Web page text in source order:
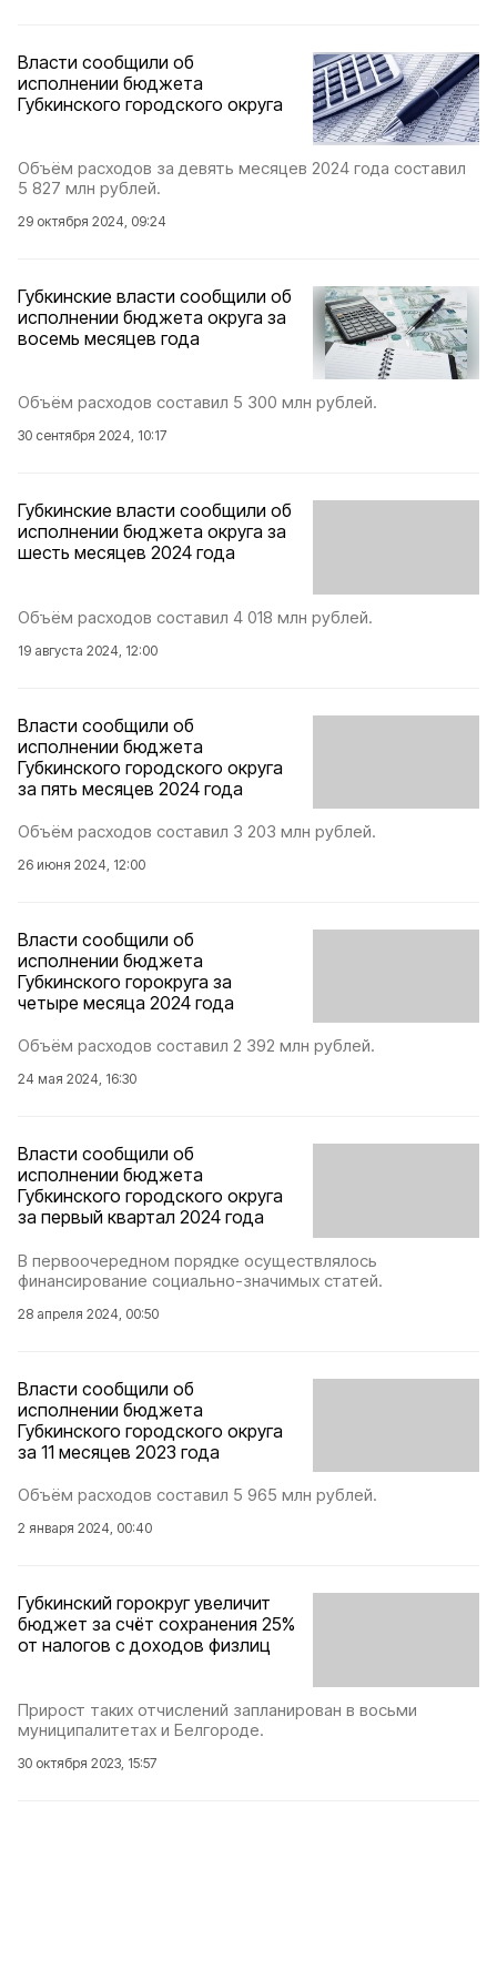
Власти сообщили об
исполнении бюджета
Губкинского городского округа
Объём расходов за девять месяцев 2024 года составил
5 827 млн рублей.
29 октября 2024, 09:24
Губкинские власти сообщили об
исполнении бюджета округа за
восемь месяцев года
Объём расходов составил 5 300 млн рублей.
30 сентября 2024, 10:17
Губкинские власти сообщили об
исполнении бюджета округа за
шесть месяцев 2024 года
Объём расходов составил 4 018 млн рублей.
19 августа 2024, 12:00
Власти сообщили об
исполнении бюджета
Губкинского городского округа
за пять месяцев 2024 года
Объём расходов составил 3 203 млн рублей.
26 июня 2024, 12:00
Власти сообщили об
исполнении бюджета
Губкинского горокруга за
четыре месяца 2024 года
Объём расходов составил 2 392 млн рублей.
24 мая 2024, 16:30
Власти сообщили об
исполнении бюджета
Губкинского городского округа
за первый квартал 2024 года
В первоочередном порядке осуществлялось
финансирование социально-значимых статей.
28 апреля 2024, 00:50
Власти сообщили об
исполнении бюджета
Губкинского городского округа
за 11 месяцев 2023 года
Объём расходов составил 5 965 млн рублей.
2 января 2024, 00:40
Губкинский горокруг увеличит
бюджет за счёт сохранения 25%
от налогов с доходов физлиц
Прирост таких отчислений запланирован в восьми
муниципалитетах и Белгороде.
30 октября 2023, 15:57